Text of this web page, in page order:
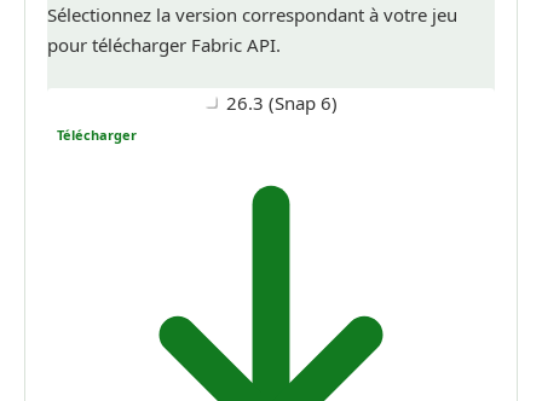
Sélectionnez la version correspondant à votre jeu
pour télécharger Fabric API.
26.3 (Snap 6)
Télécharger